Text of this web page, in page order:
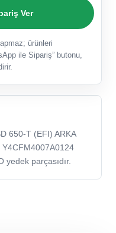
Ver
ürünleri
ile Sipariş” butonu,
650-T (EFI) ARKA
parçasıdır.